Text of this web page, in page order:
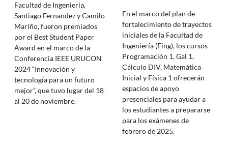
Facultad de Ingeniería,
Santiago Fernandez y Camilo
Mariño, fueron premiados
por el Best Student Paper
Award en el marco de la
Conferencia IEEE URUCON
2024 “Innovación y
tecnología para un futuro
mejor”, que tuvo lugar del 18
al 20 de noviembre.
En el marco del plan de
fortalecimiento de trayectos
iniciales de la Facultad de
Ingeniería (Fing), los cursos
Programación 1, Gal 1,
Cálculo DIV, Matemática
Inicial y Física 1 ofrecerán
espacios de apoyo
presenciales para ayudar a
los estudiantes a prepararse
para los exámenes de
febrero de 2025.